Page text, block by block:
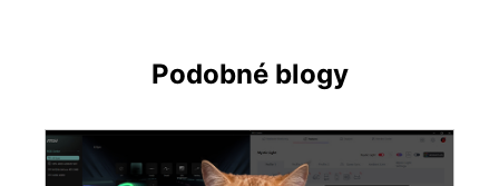
Podobné blogy